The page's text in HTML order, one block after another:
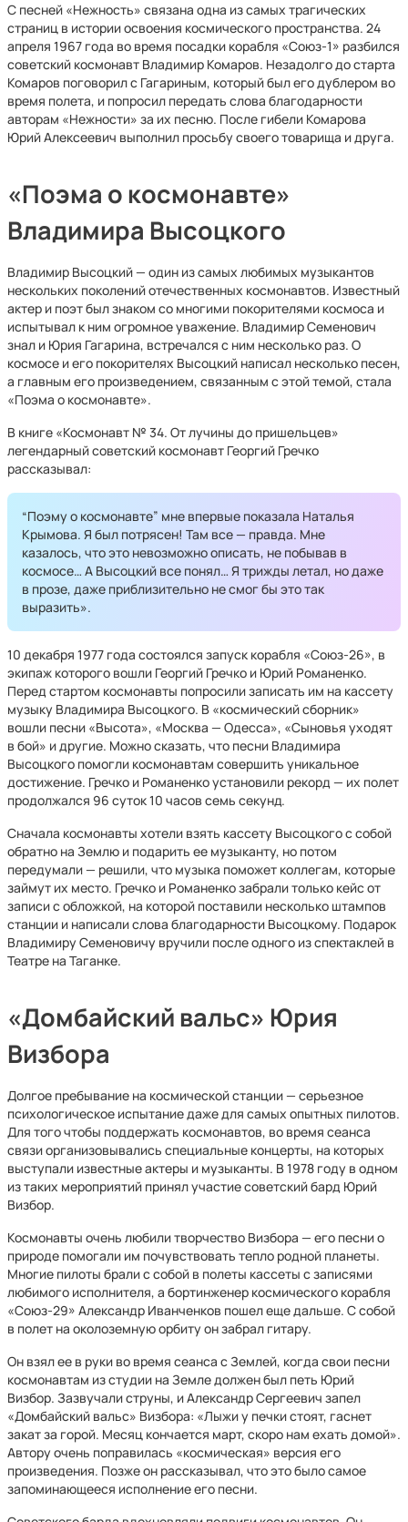
С песней «Нежность» связана одна из самых трагических
страниц в истории освоения космического пространства. 24
апреля 1967 года во время посадки корабля «Союз-1» разбился
советский космонавт Владимир Комаров. Незадолго до старта
Комаров поговорил с Гагариным, который был его дублером во
время полета, и попросил передать слова благодарности
авторам «Нежности» за их песню. После гибели Комарова
Юрий Алексеевич выполнил просьбу своего товарища и друга.
«Поэма о космонавте»
Владимира Высоцкого
Владимир Высоцкий — один из самых любимых музыкантов
нескольких поколений отечественных космонавтов. Известный
актер и поэт был знаком со многими покорителями космоса и
испытывал к ним огромное уважение. Владимир Семенович
знал и Юрия Гагарина, встречался с ним несколько раз. О
космосе и его покорителях Высоцкий написал несколько песен,
а главным его произведением, связанным с этой темой, стала
«Поэма о космонавте».
В книге «Космонавт № 34. От лучины до пришельцев»
легендарный советский космонавт Георгий Гречко
рассказывал:
“Поэму о космонавте” мне впервые показала Наталья
Крымова. Я был потрясен! Там все — правда. Мне
казалось, что это невозможно описать, не побывав в
космосе… А Высоцкий все понял… Я трижды летал, но даже
в прозе, даже приблизительно не смог бы это так
выразить».
10 декабря 1977 года состоялся запуск корабля «Союз-26», в
экипаж которого вошли Георгий Гречко и Юрий Романенко.
Перед стартом космонавты попросили записать им на кассету
музыку Владимира Высоцкого. В «космический сборник»
вошли песни «Высота», «Москва — Одесса», «Сыновья уходят
в бой» и другие. Можно сказать, что песни Владимира
Высоцкого помогли космонавтам совершить уникальное
достижение. Гречко и Романенко установили рекорд — их полет
продолжался 96 суток 10 часов семь секунд.
Сначала космонавты хотели взять кассету Высоцкого с собой
обратно на Землю и подарить ее музыканту, но потом
передумали — решили, что музыка поможет коллегам, которые
займут их место. Гречко и Романенко забрали только кейс от
записи с обложкой, на которой поставили несколько штампов
станции и написали слова благодарности Высоцкому. Подарок
Владимиру Семеновичу вручили после одного из спектаклей в
Театре на Таганке.
«Домбайский вальс» Юрия
Визбора
Долгое пребывание на космической станции — серьезное
психологическое испытание даже для самых опытных пилотов.
Для того чтобы поддержать космонавтов, во время сеанса
связи организовывались специальные концерты, на которых
выступали известные актеры и музыканты. В 1978 году в одном
из таких мероприятий принял участие советский бард Юрий
Визбор.
Космонавты очень любили творчество Визбора — его песни о
природе помогали им почувствовать тепло родной планеты.
Многие пилоты брали с собой в полеты кассеты с записями
любимого исполнителя, а бортинженер космического корабля
«Союз-29» Александр Иванченков пошел еще дальше. С собой
в полет на околоземную орбиту он забрал гитару.
Он взял ее в руки во время сеанса с Землей, когда свои песни
космонавтам из студии на Земле должен был петь Юрий
Визбор. Зазвучали струны, и Александр Сергеевич запел
«Домбайский вальс» Визбора: «Лыжи у печки стоят, гаснет
закат за горой. Месяц кончается март, скоро нам ехать домой».
Автору очень поправилась «космическая» версия его
произведения. Позже он рассказывал, что это было самое
запоминающееся исполнение его песни.